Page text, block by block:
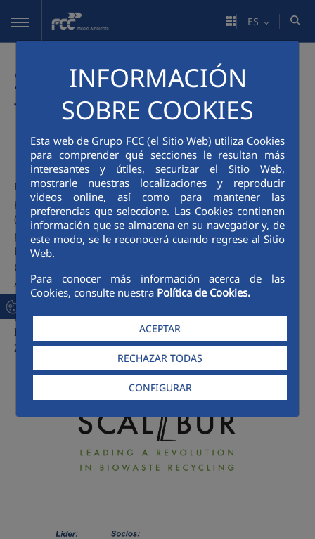
Saltar al contenido principal
INFORMACIÓN
SOBRE COOKIES
Esta web de Grupo FCC (el Sitio Web) utiliza Cookies
para comprender qué secciones le resultan más
interesantes y útiles, securizar el Sitio Web,
mostrarle nuestras localizaciones y reproducir
videos online, así como para mantener las
preferencias que seleccione. Las Cookies contienen
información que se almacena en su navegador y, de
este modo, se le reconocerá cuando regrese al Sitio
Web.
Para conocer más información acerca de las
Cookies, consulte nuestra Política de Cookies.
ACEPTAR
RECHAZAR TODAS
CONFIGURAR
ES
SCALIBUR (Scalable
Technologies for Bio-
Urban Waste Recovery)
Es unproyecto de la convocatoria Horizon 2020, liderado
por ITENE (ES), y en el que, además del
Grupo FCC
(representado porFCC Medio AmbienteyAqualia),
participan entidades de distintos países de la Unión
Europea: AERIS (ES), ASA (GE), CENER (ES), CLuBE (MK),
CSCP (GE), Greenovate! Europe (BE), KOUR (IT), Anci
Associazione Regionale Comuni Italiani Lazio (IT), City of
Lund (SW), AYUNTAMIENTO DE MADRID (ES), Novamont
(IT), Nutrition Sciences (BE), Universidad de Módena (IT),
IRIS (ES), WETSUS (NL), Waterschap Brabantse Delta (NL) y
Zetadec (NL).